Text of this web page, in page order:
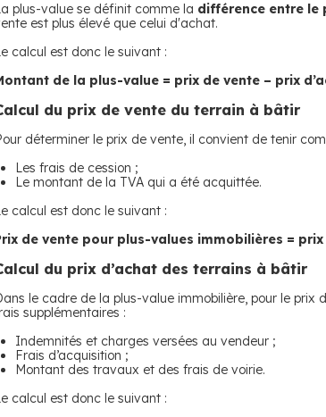
plus-value se définit comme la différence entre le
est plus élevé que celui d'achat.
calcul est donc le suivant :
de la plus-value = prix de vente – prix
du prix de vente du terrain à bâtir
déterminer le prix de vente, il convient de tenir
Les frais de cession ;
Le montant de la TVA qui a été acquittée.
calcul est donc le suivant :
de vente pour plus-values immobilières =
du prix d’achat des terrains à bâtir
le cadre de la plus-value immobilière, pour le
supplémentaires :
Indemnités et charges versées au vendeur ;
Frais d’acquisition ;
Montant des travaux et des frais de voirie.
calcul est donc le suivant :